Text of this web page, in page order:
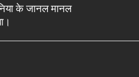
के जानल मानल